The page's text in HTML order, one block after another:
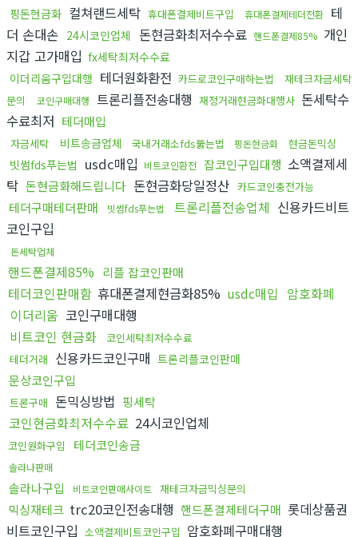
핑돈현금화 컬쳐랜드세탁 휴대폰결제비트구입 휴대폰결제테더전환 테
더 손대손 24시코인업체 돈현금화최저수수료 핸드폰결제85% 개인
지갑 고가매입 fx세탁최저수수료
이더리움구입대행 테더원화환전 카드로코인구매하는법
재테크자금세탁
문의
코인구매대행 트론리플전송대행 재정거래현금화대행사 돈세탁수
수료최저 테더매입
자금세탁 비트송금업체 국내거래소fds뚫는법 핑돈현금화 현금돈믹싱
빗썸fds푸는법 usdc매입 비트코인환전 잡코인구입대행 소액결제세
탁 돈현금화해드립니다 돈현금화당일정산 카드코인충전가능
테더구매테더판매 빗썸fds푸는법 트론리플전송업체 신용카드비트
코인구입
돈세탁업체
핸드폰결제85% 리플 잡코인판매
테더코인판매함 휴대폰결제현금화85% usdc매입 암호화폐
이더리움 코인구매대행
비트코인 현금화
코인세탁최저수수료
테더거래 신용카드코인구매 트론리플코인판매
문상코인구입
트론구매 돈믹싱방법 핑세탁
코인현금화최저수수료 24시코인업체
코인원화구입 테더코인송금
솔라나판매
솔라나구입 비트코인판매사이트 재테크자금믹싱문의
믹싱재테크 trc20코인전송대행 핸드폰결제테더구매 롯데상품권
비트코인구입 소액결제비트코인구입 암호화폐구매대행